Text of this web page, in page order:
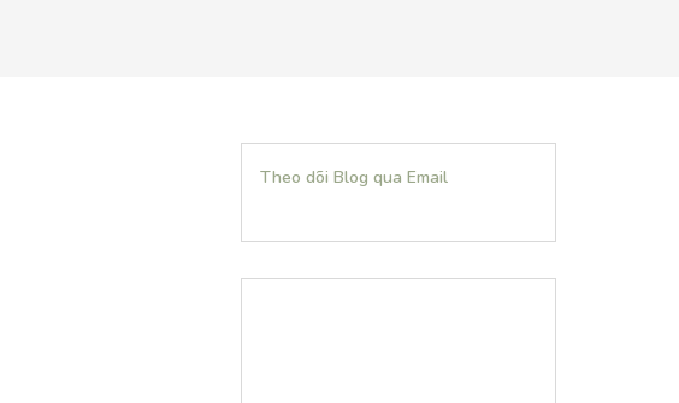
Theo dõi Blog qua Email